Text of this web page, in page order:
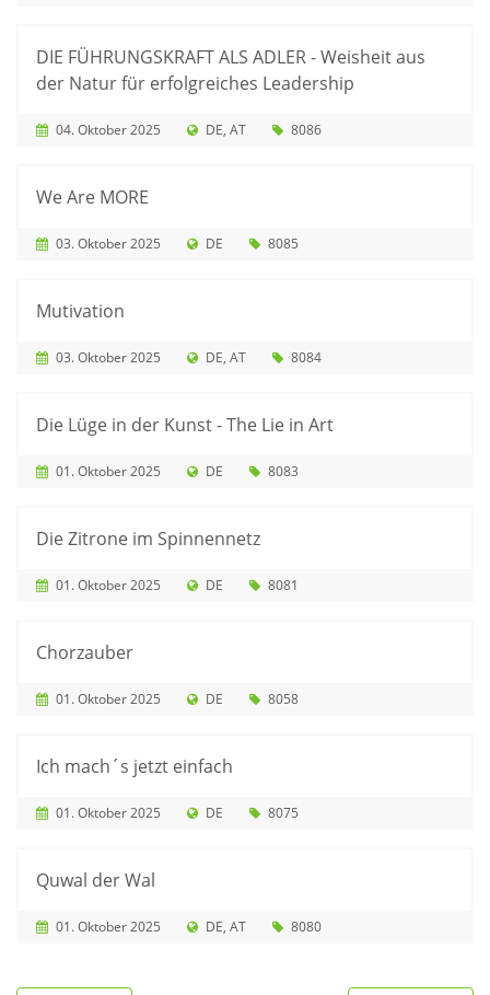
DIE FÜHRUNGSKRAFT ALS ADLER - Weisheit aus
der Natur für erfolgreiches Leadership
04. Oktober 2025 DE AT 8086
We Are MORE
03. Oktober 2025 DE 8085
Mutivation
03. Oktober 2025 DE AT 8084
Die Lüge in der Kunst - The Lie in Art
01. Oktober 2025 DE 8083
Die Zitrone im Spinnennetz
01. Oktober 2025 DE 8081
Chorzauber
01. Oktober 2025 DE 8058
Ich mach´s jetzt einfach
01. Oktober 2025 DE 8075
Quwal der Wal
01. Oktober 2025 DE AT 8080